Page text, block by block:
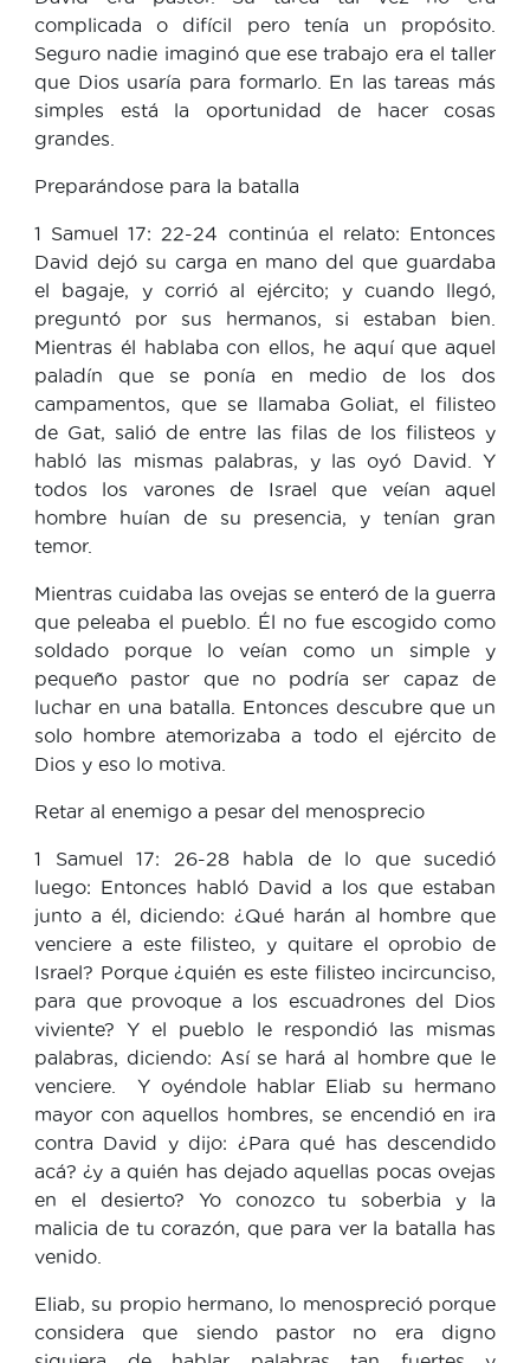
complicada o difícil pero tenía un propósito.
Seguro nadie imaginó que ese trabajo era el taller
que Dios usaría para formarlo. En las tareas más
simples está la oportunidad de hacer cosas
grandes.
Preparándose para la batalla
1 Samuel 17: 22-24 continúa el relato: Entonces
David dejó su carga en mano del que guardaba
el bagaje, y corrió al ejército; y cuando llegó,
preguntó por sus hermanos, si estaban bien.
Mientras él hablaba con ellos, he aquí que aquel
paladín que se ponía en medio de los dos
campamentos, que se llamaba Goliat, el filisteo
de Gat, salió de entre las filas de los filisteos y
habló las mismas palabras, y las oyó David. Y
todos los varones de Israel que veían aquel
hombre huían de su presencia, y tenían gran
temor.
Mientras cuidaba las ovejas se enteró de la guerra
que peleaba el pueblo. Él no fue escogido como
soldado porque lo veían como un simple y
pequeño pastor que no podría ser capaz de
luchar en una batalla. Entonces descubre que un
solo hombre atemorizaba a todo el ejército de
Dios y eso lo motiva.
Retar al enemigo a pesar del menosprecio
1 Samuel 17: 26-28 habla de lo que sucedió
luego: Entonces habló David a los que estaban
junto a él, diciendo: ¿Qué harán al hombre que
venciere a este filisteo, y quitare el oprobio de
Israel? Porque ¿quién es este filisteo incircunciso,
para que provoque a los escuadrones del Dios
viviente? Y el pueblo le respondió las mismas
palabras, diciendo: Así se hará al hombre que le
venciere. Y oyéndole hablar Eliab su hermano
mayor con aquellos hombres, se encendió en ira
contra David y dijo: ¿Para qué has descendido
acá? ¿y a quién has dejado aquellas pocas ovejas
en el desierto? Yo conozco tu soberbia y la
malicia de tu corazón, que para ver la batalla has
venido.
Eliab, su propio hermano, lo menospreció porque
considera que siendo pastor no era digno